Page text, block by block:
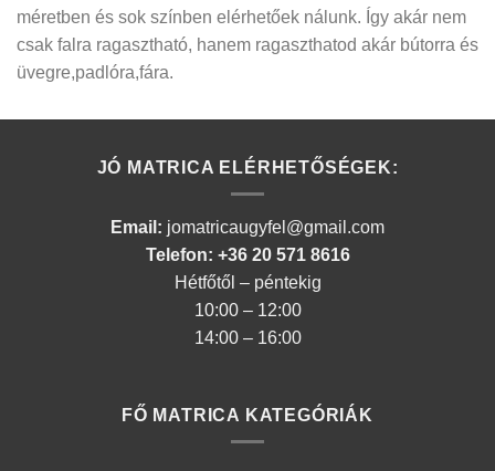
méretben és sok színben elérhetőek nálunk. Így akár nem
csak falra ragasztható, hanem ragaszthatod akár bútorra és
üvegre,padlóra,fára.
JÓ MATRICA ELÉRHETŐSÉGEK:
Email: jomatricaugyfel@gmail.com
Telefon: +36 20 571 8616
Hétfőtől – péntekig
10:00 – 12:00
14:00 – 16:00
FŐ MATRICA KATEGÓRIÁK